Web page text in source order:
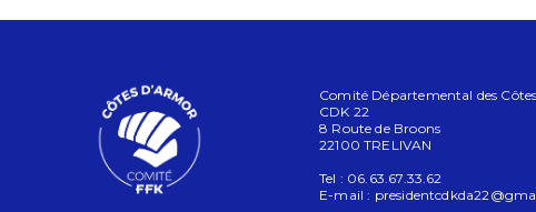
Comité Départemental des
CDK 22
8 Route de Broons
22100 TRELIVAN
Tel : 06.63.67.33.62
E-mail :